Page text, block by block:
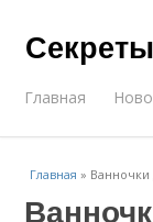
Главная
Главная » Ванночки